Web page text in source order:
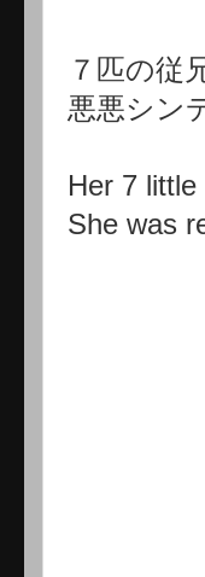
７匹の従
悪悪シン
Her 7
She was